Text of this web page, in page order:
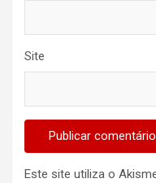
Site
Este site utiliza o